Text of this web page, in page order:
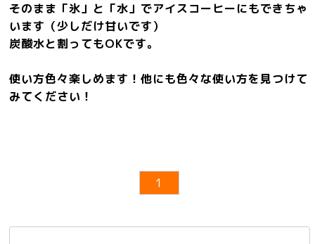
そのまま「氷」と「水」でアイスコーヒーにもできちゃ
います（少しだけ甘いです）
炭酸水と割ってもOKです。
使い方色々楽しめます！他にも色々な使い方を見つけて
みてください！
1